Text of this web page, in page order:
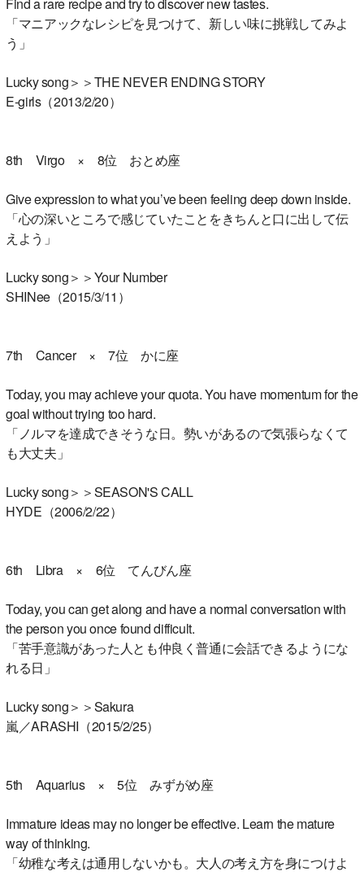
「マニアックなレシピを見つけて、新しい味に挑戦してみよ
う」
Lucky song＞＞THE NEVER ENDING STORY
E-girls（2013/2/20）
8th Virgo × 8位 おとめ座
Give expression to what you’ve been feeling deep down inside.
「心の深いところで感じていたことをきちんと口に出して伝
えよう」
Lucky song＞＞Your Number
SHINee（2015/3/11）
7th Cancer × 7位 かに座
Today, you may achieve your quota. You have momentum for the
goal without trying too hard.
「ノルマを達成できそうな日。勢いがあるので気張らなくて
も大丈夫」
Lucky song＞＞SEASON'S CALL
HYDE（2006/2/22）
6th Libra × 6位 てんびん座
Today, you can get along and have a normal conversation with
the person you once found difficult.
「苦手意識があった人とも仲良く普通に会話できるようにな
れる日」
Lucky song＞＞Sakura
嵐／ARASHI（2015/2/25）
5th Aquarius × 5位 みずがめ座
Immature ideas may no longer be effective. Learn the mature
way of thinking.
「幼稚な考えは通用しないかも。大人の考え方を身につけよ